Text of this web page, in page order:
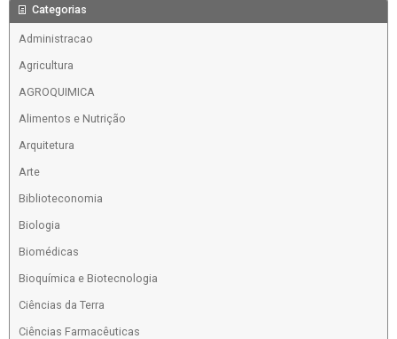
Categorias
Administracao
Agricultura
AGROQUIMICA
Alimentos e Nutrição
Arquitetura
Arte
Biblioteconomia
Biologia
Biomédicas
Bioquímica e Biotecnologia
Ciências da Terra
Ciências Farmacêuticas